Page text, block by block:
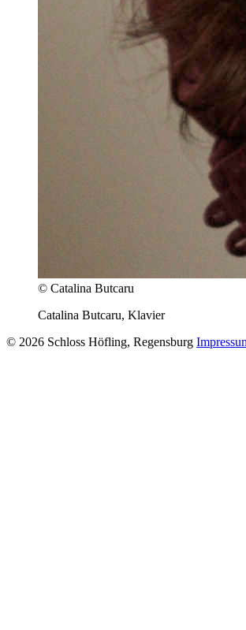
© Catalina Butcaru
Catalina Butcaru, Klavier
© 2026 Schloss Höfling, Regensburg